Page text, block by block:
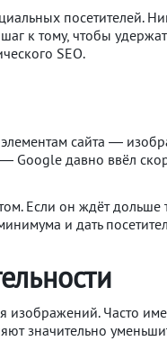
посетителей.
к тому, чтобы
SEO.
сайта —
Google давно ввёл
Если он ждёт дольше
и дать
Часто
значительно